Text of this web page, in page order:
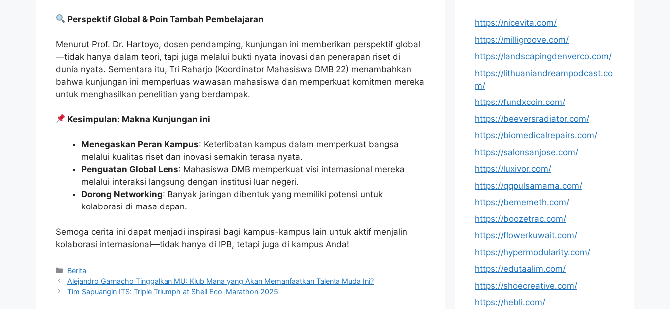
Perspektif Global & Poin Tambah Pembelajaran
Menurut Prof. Dr. Hartoyo, dosen pendamping, kunjungan ini memberikan perspektif global
—tidak hanya dalam teori, tapi juga melalui bukti nyata inovasi dan penerapan riset di
dunia nyata. Sementara itu, Tri Raharjo (Koordinator Mahasiswa DMB 22) menambahkan
bahwa kunjungan ini memperluas wawasan mahasiswa dan memperkuat komitmen mereka
untuk menghasilkan penelitian yang berdampak.
Kesimpulan: Makna Kunjungan ini
Menegaskan Peran Kampus: Keterlibatan kampus dalam memperkuat bangsa
melalui kualitas riset dan inovasi semakin terasa nyata.
Penguatan Global Lens: Mahasiswa DMB memperkuat visi internasional mereka
melalui interaksi langsung dengan institusi luar negeri.
Dorong Networking: Banyak jaringan dibentuk yang memiliki potensi untuk
kolaborasi di masa depan.
Semoga cerita ini dapat menjadi inspirasi bagi kampus-kampus lain untuk aktif menjalin
kolaborasi internasional—tidak hanya di IPB, tetapi juga di kampus Anda!
Kategori
Berita
Alejandro Garnacho Tinggalkan MU: Klub Mana yang Akan Memanfaatkan Talenta Muda Ini?
Tim Sapuangin ITS: Triple Triumph at Shell Eco-Marathon 2025
https://nicevita.com/
https://milligroove.com/
https://landscapingdenverco.com/
https://lithuaniandreampodcast.co
m/
https://fundxcoin.com/
https://beeversradiator.com/
https://biomedicalrepairs.com/
https://salonsanjose.com/
https://luxivor.com/
https://qqpulsamama.com/
https://bememeth.com/
https://boozetrac.com/
https://flowerkuwait.com/
https://hypermodularity.com/
https://edutaalim.com/
https://shoecreative.com/
https://hebli.com/